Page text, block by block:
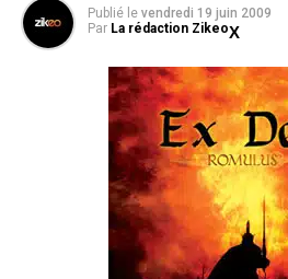
Publié le vendredi 19 juin 2009
Par La rédaction Zikeo